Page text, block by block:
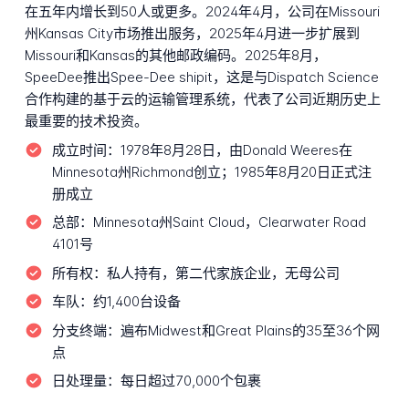
在五年内增长到50人或更多。2024年4月，公司在Missouri
州Kansas City市场推出服务，2025年4月进一步扩展到
Missouri和Kansas的其他邮政编码。2025年8月，
SpeeDee推出Spee-Dee shipit，这是与Dispatch Science
合作构建的基于云的运输管理系统，代表了公司近期历史上
最重要的技术投资。
成立时间： 1978年8月28日，由Donald Weeres在
Minnesota州Richmond创立；1985年8月20日正式注
册成立
总部： Minnesota州Saint Cloud，Clearwater Road
4101号
所有权： 私人持有，第二代家族企业，无母公司
车队： 约1,400台设备
分支终端： 遍布Midwest和Great Plains的35至36个网
点
日处理量： 每日超过70,000个包裹